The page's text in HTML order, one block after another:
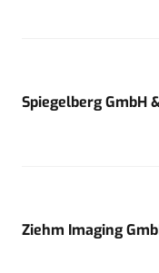
Spiegelberg GmbH
Ziehm Imaging